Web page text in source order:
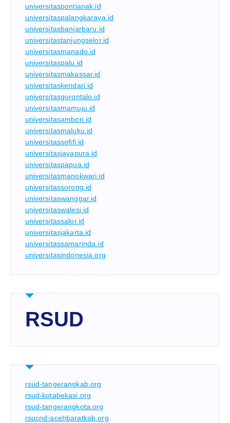
universitaspontianak.id
universitaspalangkaraya.id
universitasbanjarbaru.id
universitastanjungselor.id
universitasmanado.id
universitaspalu.id
universitasmakassar.id
universitaskendari.id
universitasgorontalo.id
universitasmamuju.id
universitasambon.id
universitasmaluku.id
universitassofifi.id
universitasjayapura.id
universitaspapua.id
universitasmanokwari.id
universitassorong.id
universitaswanggar.id
universitaswalesi.id
universitassalor.id
universitasjakarta.id
universitassamarinda.id
universitasindonesia.org
RSUD
rsud-tangerangkab.org
rsud-kotabekasi.org
rsud-tangerangkota.org
rsucnd-acehbaratkab.org